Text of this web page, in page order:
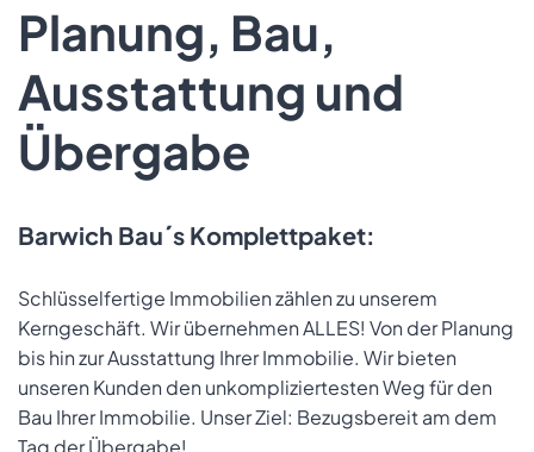
Planung, Bau,
Ausstattung und
Übergabe
Barwich Bau´s Komplettpaket:
Schlüsselfertige Immobilien zählen zu unserem
Kerngeschäft. Wir übernehmen ALLES! Von der Planung
bis hin zur Ausstattung Ihrer Immobilie. Wir bieten
unseren Kunden den unkompliziertesten Weg für den
Bau Ihrer Immobilie. Unser Ziel: Bezugsbereit am dem
Tag der Übergabe!